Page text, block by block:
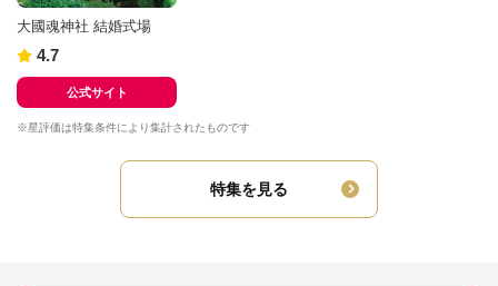
大國魂神社 結婚式場
4.7
公式サイト
※星評価は特集条件により集計されたものです
特集を見る